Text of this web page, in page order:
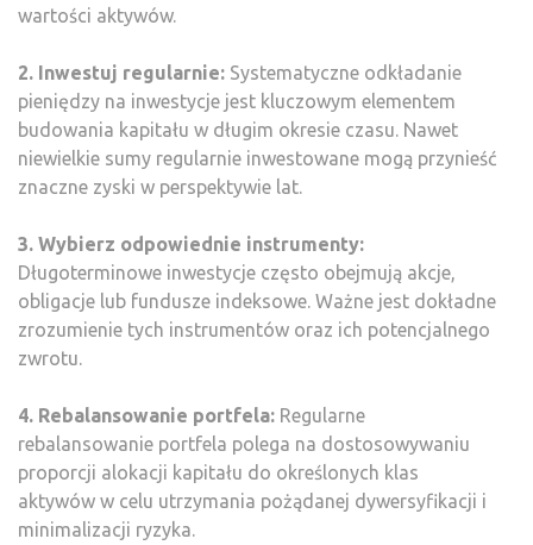
wartości aktywów.
2. Inwestuj regularnie: Systematyczne odkładanie
pieniędzy na inwestycje jest kluczowym elementem
budowania kapitału w długim okresie czasu. Nawet
niewielkie sumy regularnie inwestowane mogą przynieść
znaczne zyski w perspektywie lat.
3. Wybierz odpowiednie instrumenty:
Długoterminowe inwestycje często obejmują akcje,
obligacje lub fundusze indeksowe. Ważne jest dokładne
zrozumienie tych instrumentów oraz ich potencjalnego
zwrotu.
4. Rebalansowanie portfela: Regularne
rebalansowanie portfela polega na dostosowywaniu
proporcji alokacji kapitału do określonych klas
aktywów w celu utrzymania pożądanej dywersyfikacji i
minimalizacji ryzyka.